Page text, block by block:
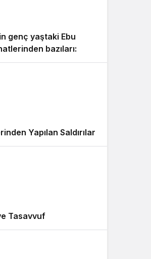
genç yaştaki Ebu
bazıları:
Yapılan Saldırılar
Tasavvuf